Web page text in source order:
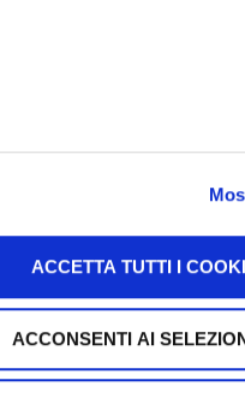
ACCETTA TUTTI I
ACCONSENTI AI
CHE TI POTREBBERO